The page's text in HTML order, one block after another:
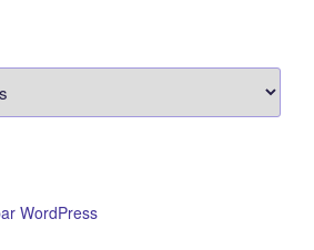
WordPress